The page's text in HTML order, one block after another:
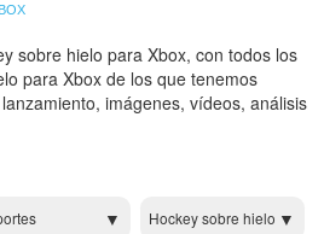
sobre hielo para Xbox, con todos los
para Xbox de los que tenemos
imágenes, vídeos, análisis
Hockey sobre hielo